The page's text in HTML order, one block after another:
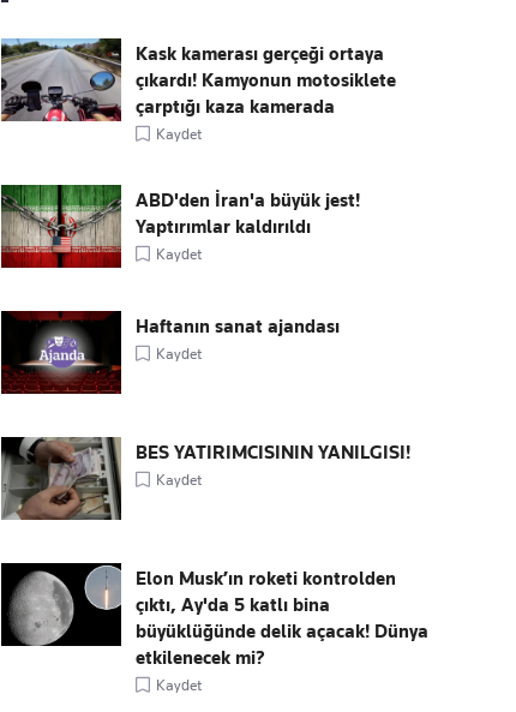
Kask kamerası gerçeği ortaya
çıkardı! Kamyonun motosiklete
çarptığı kaza kamerada
Kaydet
ABD'den İran'a büyük jest!
Yaptırımlar kaldırıldı
Kaydet
Haftanın sanat ajandası
Kaydet
BES YATIRIMCISININ YANILGISI!
Kaydet
Elon Musk’ın roketi kontrolden
çıktı, Ay'da 5 katlı bina
büyüklüğünde delik açacak! Dünya
etkilenecek mi?
Kaydet